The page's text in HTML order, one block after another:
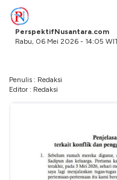
PerspektifNusantara.com
Rabu, 06 Mei 2026 - 14:05
Penulis : Redaksi
Editor : Redaksi